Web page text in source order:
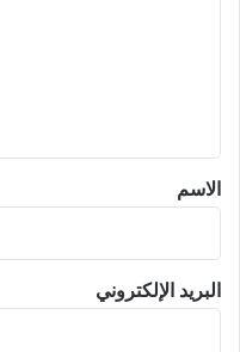
*
الاسم
البريد الإلكتروني